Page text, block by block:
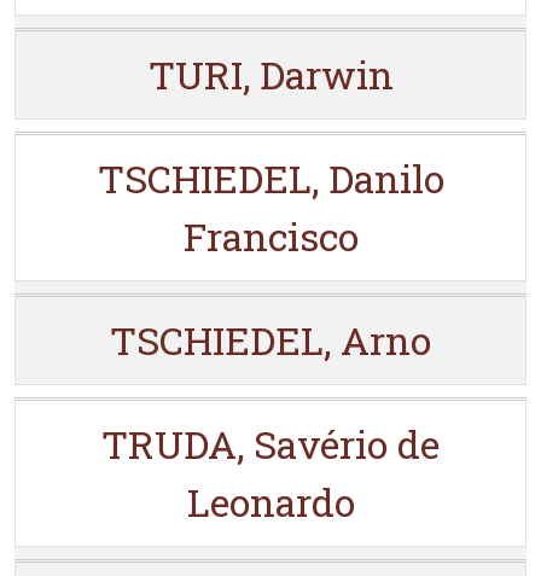
TURI, Darwin
TSCHIEDEL, Danilo
Francisco
TSCHIEDEL, Arno
TRUDA, Savério de
Leonardo